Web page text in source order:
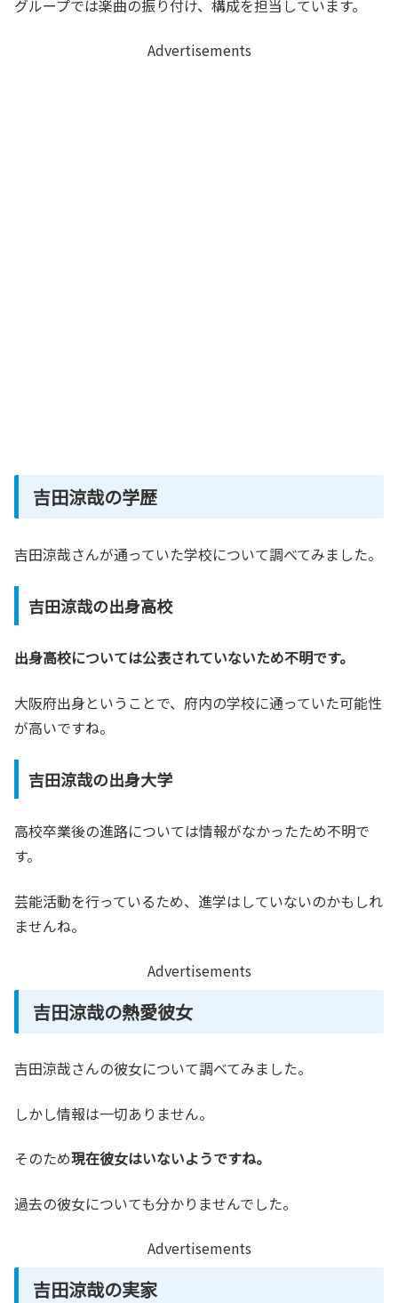
グループでは楽曲の振り付け、構成を担当しています。
Advertisements
吉田涼哉の学歴
吉田涼哉さんが通っていた学校について調べてみました。
吉田涼哉の出身高校
出身高校については公表されていないため不明です。
大阪府出身ということで、府内の学校に通っていた可能性
が高いですね。
吉田涼哉の出身大学
高校卒業後の進路については情報がなかったため不明で
す。
芸能活動を行っているため、進学はしていないのかもしれ
ませんね。
Advertisements
吉田涼哉の熱愛彼女
吉田涼哉さんの彼女について調べてみました。
しかし情報は一切ありません。
そのため現在彼女はいないようですね。
過去の彼女についても分かりませんでした。
Advertisements
吉田涼哉の実家